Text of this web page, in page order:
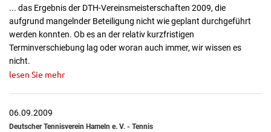
... das Ergebnis der DTH-Vereinsmeisterschaften 2009, die
aufgrund mangelnder Beteiligung nicht wie geplant durchgeführt
werden konnten. Ob es an der relativ kurzfristigen
Terminverschiebung lag oder woran auch immer, wir wissen es
nicht.
lesen Sie mehr
06.09.2009
Deutscher Tennisverein Hameln e. V. - Tennis